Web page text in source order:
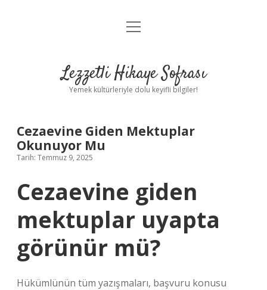
Anasayfa
Yasal Uyarı
menüyü
Lezzetli Hikaye Sofrası
Yemek kültürleriyle dolu keyifli bilgiler!
Cezaevine Giden Mektuplar
Okunuyor Mu
Tarih: Temmuz 9, 2025
Cezaevine giden
mektuplar uyapta
görünür mü?
Hükümlünün tüm yazışmaları, başvuru konusu